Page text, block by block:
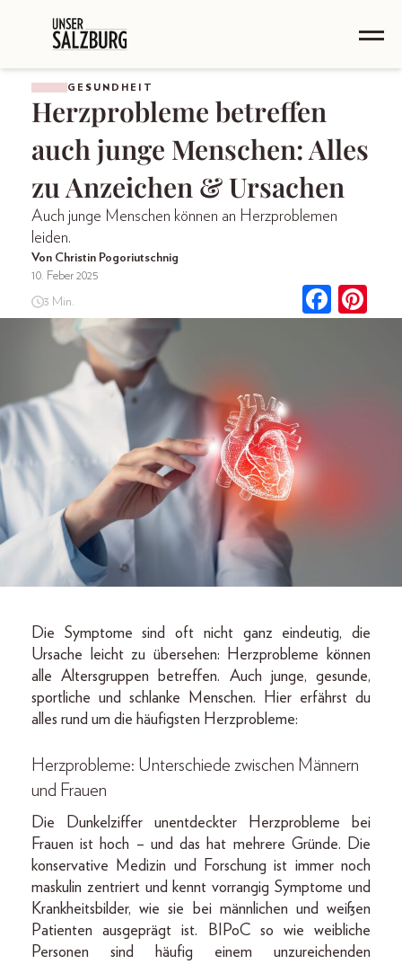
GESUNDHEIT
Herzprobleme betreffen
auch junge Menschen: Alles
zu Anzeichen & Ursachen
Auch junge Menschen können an Herzproblemen
leiden.
Von Christin Pogoriutschnig
10. Feber 2025
3 Min.
Die Symptome sind oft nicht ganz eindeutig, die
Ursache leicht zu übersehen: Herzprobleme können
alle Altersgruppen betreffen. Auch junge, gesunde,
sportliche und schlanke Menschen. Hier erfährst du
alles rund um die häufigsten Herzprobleme:
Herzprobleme: Unterschiede zwischen Männern
und Frauen
Die Dunkelziffer unentdeckter Herzprobleme bei
Frauen ist hoch – und das hat mehrere Gründe. Die
konservative Medizin und Forschung ist immer noch
maskulin zentriert und kennt vorrangig Symptome und
Krankheitsbilder, wie sie bei männlichen und weißen
Patienten ausgeprägt ist. BIPoC so wie weibliche
Personen sind häufig einem unzureichenden